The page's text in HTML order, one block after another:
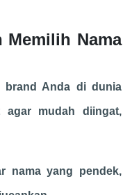
Memilih Nama
brand Anda di dunia
agar mudah diingat,
nama yang pendek,